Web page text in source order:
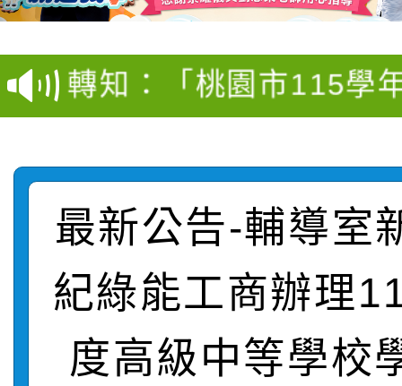
結果(第4招)
學年度第1學期第7次代
結果(第12招)
轉知：桃園市115學年
賽及師生本土語及新住
賽實施要點
轉知：「桃園市115學
比賽實施要點」
轉知：「115年金融知
動辦法」
轉知臺中市政府政風處
城市手牽手，綠能透明
畫影片一案
轉知：「115學年度全
劇比賽實施要點」及修
表
轉知：桃園市115年度
敬師藝文競賽』實施計
【甄選結果(第11招)】
學年度第1學期第7次代
【甄選結果(第3招)】
最新公告-輔導室
紀綠能工商辦理
度高級中等學校